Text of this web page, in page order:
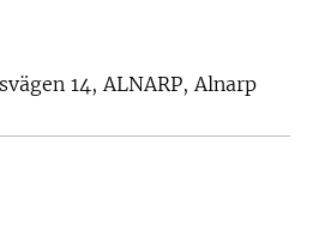
14, ALNARP, Alnarp